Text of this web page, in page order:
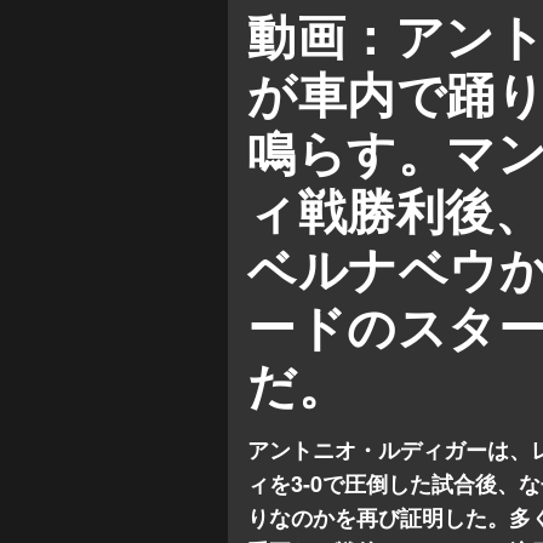
動画：アン
が車内で踊
鳴らす。マ
ィ戦勝利後
ベルナベウ
ードのスタ
だ。
チャンピオンズ リーグ
ラ
アントニオ・ルディガーは
ィを3-0で圧倒した試合後、
りなのかを再び証明した。